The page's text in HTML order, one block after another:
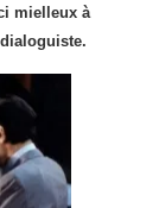
mielleux à